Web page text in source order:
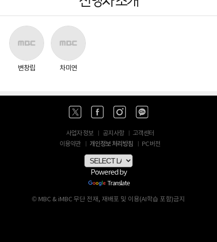
변창립 차미연
사업자 정보 공지사항
고객센터
이용약관
개인정보 처리방침 PC 버전
Powered by
Translate
© MBC & iMBC 무단 전재, 재배포 및 이용(AI학습 포함)금지